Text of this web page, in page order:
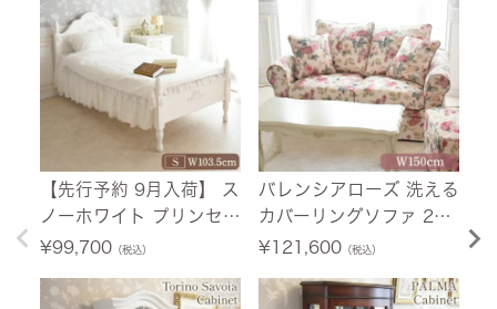
【先行予約 9月入荷】 ス
ノーホワイト プリンセス
シングルベッド ホワイト
設置サービス付】
¥99,700（税込）
バレンシアローズ 洗える
カバーリングソファ 2人
掛け(2P) 薔薇 幅150cm
ス付】
¥121,600（税込） ¥